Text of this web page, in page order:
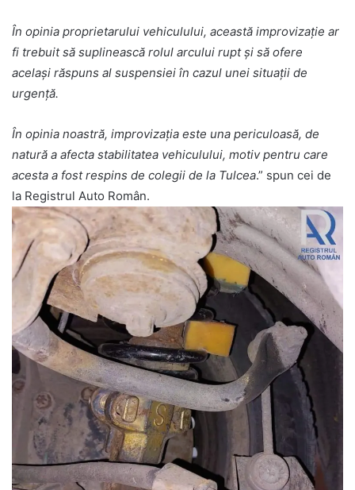
În opinia proprietarului vehiculului, această improvizație ar
fi trebuit să suplinească rolul arcului rupt și să ofere
același răspuns al suspensiei în cazul unei situații de
urgență.
În opinia noastră, improvizația este una periculoasă, de
natură a afecta stabilitatea vehiculului, motiv pentru care
acesta a fost respins de colegii de la Tulcea.” spun cei de
la Registrul Auto Român.